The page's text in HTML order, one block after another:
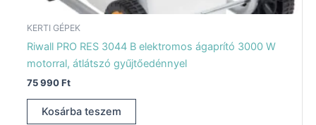
KERTI GÉPEK
Riwall PRO RES 3044 B elektromos ágaprító 3000 W
motorral, átlátszó gyűjtőedénnyel
75 990Ft
Kosárba teszem